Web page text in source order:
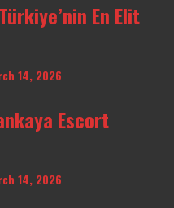
En Elit
14, 2026
Escort
14, 2026